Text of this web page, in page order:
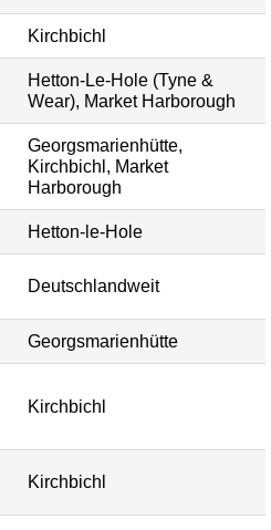
Kirchbichl
Hetton-Le-Hole (Tyne &
Wear), Market Harborough
Georgsmarienhütte,
Kirchbichl, Market
Harborough
Hetton-le-Hole
Deutschlandweit
Georgsmarienhütte
Kirchbichl
Kirchbichl